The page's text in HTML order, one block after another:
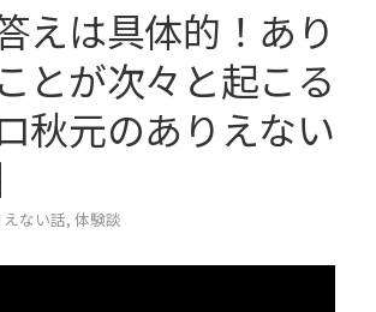
えは具体的！あり
とが次々と起こる
秋元のありえない
ない話, 体験談